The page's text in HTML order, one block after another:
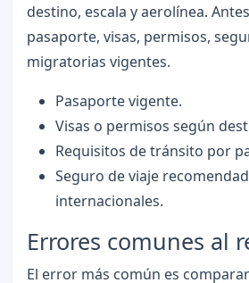
destino, escala y aerolínea.
pasaporte, visas, permisos,
migratorias vigentes.
Pasaporte vigente.
Visas o permisos según
Requisitos de tránsito por
Seguro de viaje
internacionales.
Errores comunes al
El error más común es